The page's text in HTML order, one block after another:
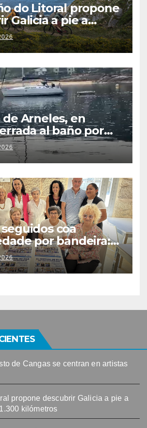
do Litoral propone
Galicia a pie a
más de 1.300
de Arneles, en
al baño por
del agua tras
restos fecales
coa
por bandeira:
celébrase o
Kilo no Auditorio
de Cangas se centran en artistas
propone descubrir Galicia a pie a
kilómetros